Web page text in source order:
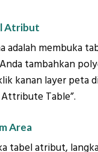
Atribut
adalah membuka
tambahkan
kanan layer peta
Table”.
Area
tabel atribut,